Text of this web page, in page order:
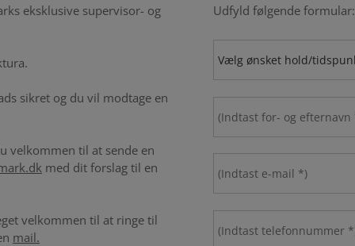
eksklusive supervisor- og
sikret og du vil modtage en
velkommen til at sende en
med dit forslag til en
velkommen til at ringe til
mail.
Udfyld følgende formular: